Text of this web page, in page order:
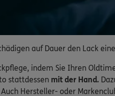
auf Dauer den Lack
indem Sie Ihren
stattdessen mit der Hand.
Hersteller- oder